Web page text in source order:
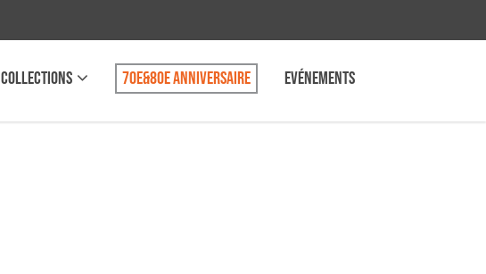
COLLECTIONS 70e&80e anniversaire Evénements